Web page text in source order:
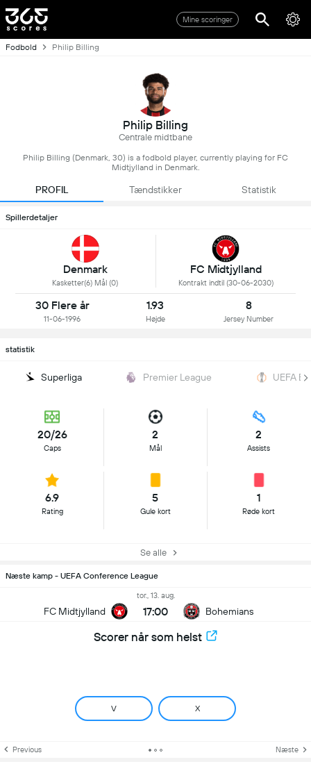
Mine scoringer
Fodbold Philip Billing
Philip Billing
Centrale midtbane
Philip Billing (Denmark, 30) is a fodbold player, currently playing for FC
Midtjylland in Denmark.
PROFIL Tændstikker Statistik
Spillerdetaljer
Denmark
Kasketter(6) Mål (0)
FC Midtjylland
Kontrakt indtil (30-06-2030)
30 Flere år
11-06-1996
1.93
Højde
8
Jersey Number
statistik
Superliga Premier League UEFA
20/26
Caps
2
Mål
2
Assists
6.9
Rating
5
Gule kort
1
Røde kort
Se alle
Næste kamp - UEFA Conference League
FC Midtjylland
tor., 13. aug.
17:00 Bohemians
Scorer når som helst
V X
Previous Næste